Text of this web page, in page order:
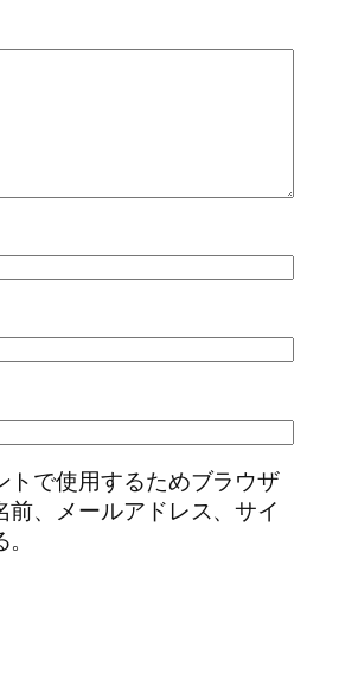
トで使用するためブラウザ
前、メールアドレス、サイ